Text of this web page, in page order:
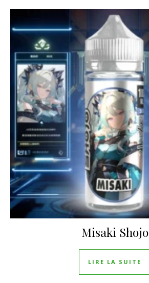
Misaki Shojo
LIRE LA SUITE